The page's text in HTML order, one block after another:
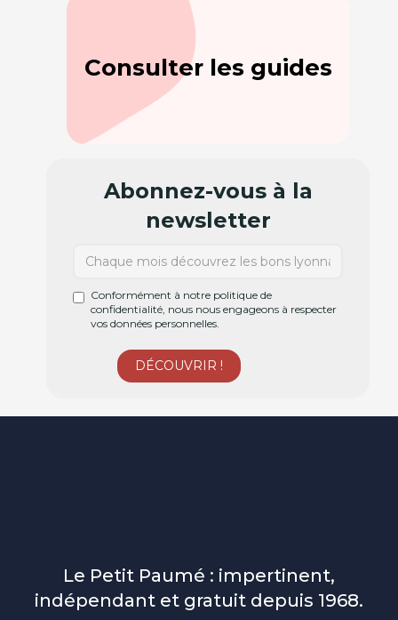
Consulter les guides
Abonnez-vous à la
newsletter
Conformément à notre politique de
confidentialité, nous nous engageons à respecter
vos données personnelles.
Le Petit Paumé : impertinent,
indépendant et gratuit depuis 1968.